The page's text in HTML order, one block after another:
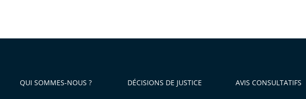
QUI SOMMES-NOUS ? DÉCISIONS DE JUSTICE AVIS CONSULTATIFS